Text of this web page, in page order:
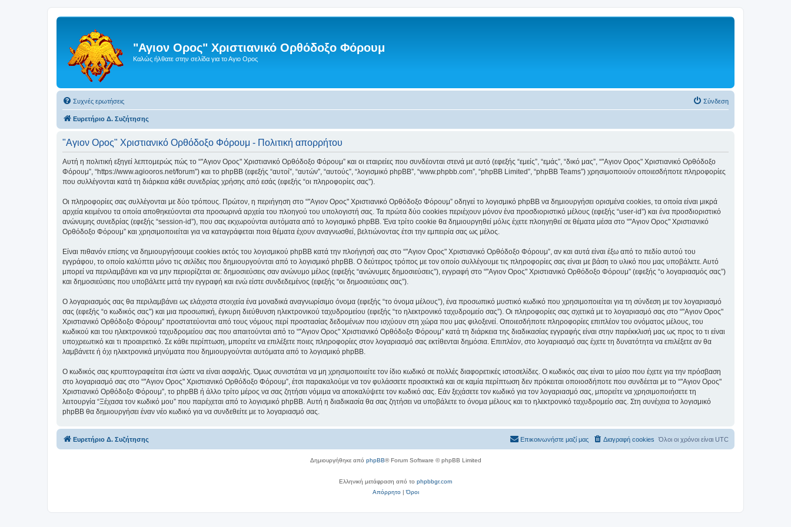
"Αγιον Ορος" Χριστιανικό Ορθόδοξο Φόρουμ
Καλώς ήλθατε στην σελίδα για το Αγιο Ορος
Συχνές ερωτήσεις Σύνδεση
Ευρετήριο Δ. Συζήτησης
"Αγιον Ορος" Χριστιανικό Ορθόδοξο Φόρουμ - Πολιτική απορρήτου
Αυτή η πολιτική εξηγεί λεπτομερώς πώς το “"Αγιον Ορος" Χριστιανικό Ορθόδοξο Φόρουμ” και οι εταιρείες που συνδέονται στενά με αυτό (εφεξής “εμείς”, “εμάς”, “δικό μας”, “"Αγιον Ορος" Χριστιανικό Ορθόδοξο
Φόρουμ”, “https://www.agiooros.net/forum”) και το phpBB (εφεξής “αυτοί”, “αυτών”, “αυτούς”, “λογισμικό phpBB”, “www.phpbb.com”, “phpBB Limited”, “phpBB Teams”) χρησιμοποιούν οποιεσδήποτε πληροφορίες
που συλλέγονται κατά τη διάρκεια κάθε συνεδρίας χρήσης από εσάς (εφεξής “οι πληροφορίες σας”).
Οι πληροφορίες σας συλλέγονται με δύο τρόπους. Πρώτον, η περιήγηση στο “"Αγιον Ορος" Χριστιανικό Ορθόδοξο Φόρουμ” οδηγεί το λογισμικό phpBB να δημιουργήσει ορισμένα cookies, τα οποία είναι μικρά
αρχεία κειμένου τα οποία αποθηκεύονται στα προσωρινά αρχεία του πλοηγού του υπολογιστή σας. Τα πρώτα δύο cookies περιέχουν μόνον ένα προσδιοριστικό μέλους (εφεξής “user-id”) και ένα προσδιοριστικό
ανώνυμης συνεδρίας (εφεξής “session-id”), που σας εκχωρούνται αυτόματα από το λογισμικό phpBB. Ένα τρίτο cookie θα δημιουργηθεί μόλις έχετε πλοηγηθεί σε θέματα μέσα στο “"Αγιον Ορος" Χριστιανικό
Ορθόδοξο Φόρουμ” και χρησιμοποιείται για να καταγράφεται ποια θέματα έχουν αναγνωσθεί, βελτιώνοντας έτσι την εμπειρία σας ως μέλος.
Είναι πιθανόν επίσης να δημιουργήσουμε cookies εκτός του λογισμικού phpBB κατά την πλοήγησή σας στο “"Αγιον Ορος" Χριστιανικό Ορθόδοξο Φόρουμ”, αν και αυτά είναι έξω από το πεδίο αυτού του
εγγράφου, το οποίο καλύπτει μόνο τις σελίδες που δημιουργούνται από το λογισμικό phpBB. Ο δεύτερος τρόπος με τον οποίο συλλέγουμε τις πληροφορίες σας είναι με βάση το υλικό που μας υποβάλετε. Αυτό
μπορεί να περιλαμβάνει και να μην περιορίζεται σε: δημοσιεύσεις σαν ανώνυμο μέλος (εφεξής “ανώνυμες δημοσιεύσεις”), εγγραφή στο “"Αγιον Ορος" Χριστιανικό Ορθόδοξο Φόρουμ” (εφεξής “ο λογαριασμός σας”)
και δημοσιεύσεις που υποβάλετε μετά την εγγραφή και ενώ είστε συνδεδεμένος (εφεξής “οι δημοσιεύσεις σας”).
Ο λογαριασμός σας θα περιλαμβάνει ως ελάχιστα στοιχεία ένα μοναδικά αναγνωρίσιμο όνομα (εφεξής “το όνομα μέλους”), ένα προσωπικό μυστικό κωδικό που χρησιμοποιείται για τη σύνδεση με τον λογαριασμό
σας (εφεξής “ο κωδικός σας”) και μια προσωπική, έγκυρη διεύθυνση ηλεκτρονικού ταχυδρομείου (εφεξής “το ηλεκτρονικό ταχυδρομείο σας”). Οι πληροφορίες σας σχετικά με το λογαριασμό σας στο “"Αγιον Ορος"
Χριστιανικό Ορθόδοξο Φόρουμ” προστατεύονται από τους νόμους περί προστασίας δεδομένων που ισχύουν στη χώρα που μας φιλοξενεί. Οποιεσδήποτε πληροφορίες επιπλέον του ονόματος μέλους, του
κωδικού και του ηλεκτρονικού ταχυδρομείου σας που απαιτούνται από το “"Αγιον Ορος" Χριστιανικό Ορθόδοξο Φόρουμ” κατά τη διάρκεια της διαδικασίας εγγραφής είναι στην παρέκκλισή μας ως προς το τι είναι
υποχρεωτικό και τι προαιρετικό. Σε κάθε περίπτωση, μπορείτε να επιλέξετε ποιες πληροφορίες στον λογαριασμό σας εκτίθενται δημόσια. Επιπλέον, στο λογαριασμό σας έχετε τη δυνατότητα να επιλέξετε αν θα
λαμβάνετε ή όχι ηλεκτρονικά μηνύματα που δημιουργούνται αυτόματα από το λογισμικό phpBB.
Ο κωδικός σας κρυπτογραφείται έτσι ώστε να είναι ασφαλής. Όμως συνιστάται να μη χρησιμοποιείτε τον ίδιο κωδικό σε πολλές διαφορετικές ιστοσελίδες. Ο κωδικός σας είναι το μέσο που έχετε για την πρόσβαση
στο λογαριασμό σας στο “"Αγιον Ορος" Χριστιανικό Ορθόδοξο Φόρουμ”, έτσι παρακαλούμε να τον φυλάσσετε προσεκτικά και σε καμία περίπτωση δεν πρόκειται οποιοσδήποτε που συνδέεται με το “"Αγιον Ορος"
Χριστιανικό Ορθόδοξο Φόρουμ”, το phpBB ή άλλο τρίτο μέρος να σας ζητήσει νόμιμα να αποκαλύψετε τον κωδικό σας. Εάν ξεχάσετε τον κωδικό για τον λογαριασμό σας, μπορείτε να χρησιμοποιήσετε τη
λειτουργία “Ξέχασα τον κωδικό μου” που παρέχεται από το λογισμικό phpBB. Αυτή η διαδικασία θα σας ζητήσει να υποβάλετε το όνομα μέλους και το ηλεκτρονικό ταχυδρομείο σας. Στη συνέχεια το λογισμικό
phpBB θα δημιουργήσει έναν νέο κωδικό για να συνδεθείτε με το λογαριασμό σας.
Ευρετήριο Δ. Συζήτησης Όλοι οι χρόνοι είναι UTC
Διαγραφή cookies
Επικοινωνήστε μαζί μας
Δημιουργήθηκε από phpBB® Forum Software © phpBB Limited
Ελληνική μετάφραση από το phpbbgr.com
Απόρρητο|Όροι